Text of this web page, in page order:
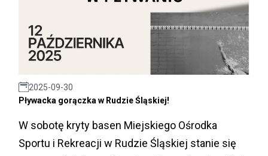
2025-09-30
Pływacka gorączka w Rudzie Śląskiej!
W sobotę kryty basen Miejskiego Ośrodka
Sportu i Rekreacji w Rudzie Śląskiej stanie się